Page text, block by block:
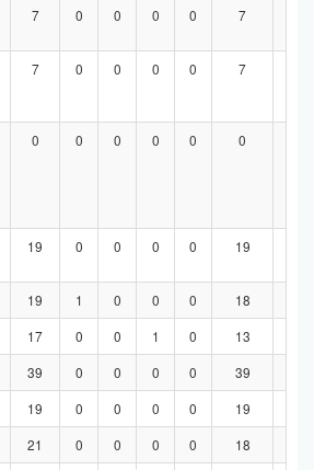
7 0 0 0 0 7
7 0 0 0 0 7
0 0 0 0 0 0
19 0 0 0 0 19
19 1 0 0 0 18
17 0 0 1 0 13
39 0 0 0 0 39
19 0 0 0 0 19
21 0 0 0 0 18